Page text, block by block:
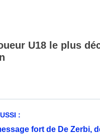
U18 le plus
:
fort de De Zerbi,